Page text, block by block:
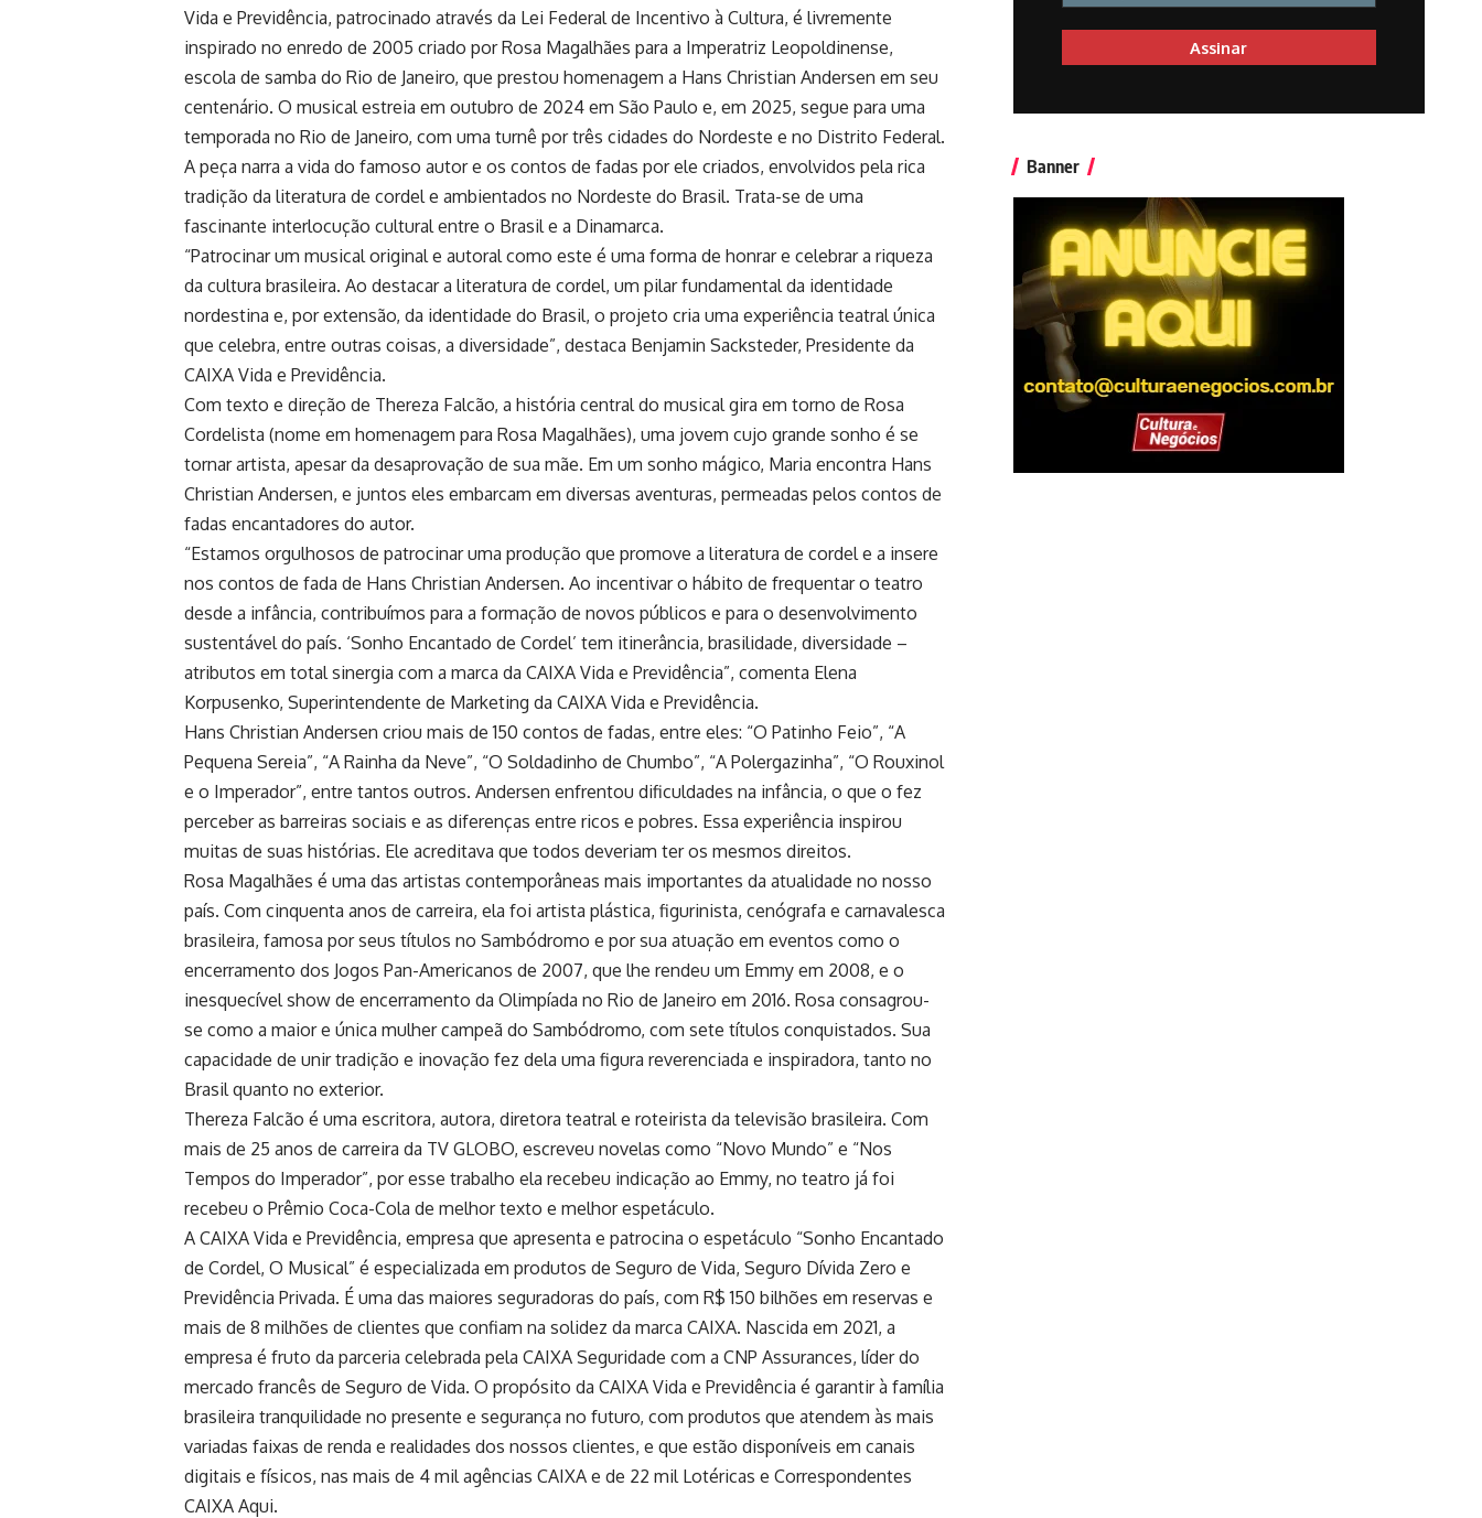
Vida e Previdência, patrocinado através da Lei Federal de Incentivo à Cultura, é livremente
inspirado no enredo de 2005 criado por Rosa Magalhães para a Imperatriz Leopoldinense,
escola de samba do Rio de Janeiro, que prestou homenagem a Hans Christian Andersen em seu
centenário. O musical estreia em outubro de 2024 em São Paulo e, em 2025, segue para uma
temporada no Rio de Janeiro, com uma turnê por três cidades do Nordeste e no Distrito Federal.
A peça narra a vida do famoso autor e os contos de fadas por ele criados, envolvidos pela rica
tradição da literatura de cordel e ambientados no Nordeste do Brasil. Trata-se de uma
fascinante interlocução cultural entre o Brasil e a Dinamarca.
“Patrocinar um musical original e autoral como este é uma forma de honrar e celebrar a riqueza
da cultura brasileira. Ao destacar a literatura de cordel, um pilar fundamental da identidade
nordestina e, por extensão, da identidade do Brasil, o projeto cria uma experiência teatral única
que celebra, entre outras coisas, a diversidade”, destaca Benjamin Sacksteder, Presidente da
CAIXA Vida e Previdência.
Com texto e direção de Thereza Falcão, a história central do musical gira em torno de Rosa
Cordelista (nome em homenagem para Rosa Magalhães), uma jovem cujo grande sonho é se
tornar artista, apesar da desaprovação de sua mãe. Em um sonho mágico, Maria encontra Hans
Christian Andersen, e juntos eles embarcam em diversas aventuras, permeadas pelos contos de
fadas encantadores do autor.
“Estamos orgulhosos de patrocinar uma produção que promove a literatura de cordel e a insere
nos contos de fada de Hans Christian Andersen. Ao incentivar o hábito de frequentar o teatro
desde a infância, contribuímos para a formação de novos públicos e para o desenvolvimento
sustentável do país. ‘Sonho Encantado de Cordel’ tem itinerância, brasilidade, diversidade –
atributos em total sinergia com a marca da CAIXA Vida e Previdência”, comenta Elena
Korpusenko, Superintendente de Marketing da CAIXA Vida e Previdência.
Hans Christian Andersen criou mais de 150 contos de fadas, entre eles: “O Patinho Feio”, “A
Pequena Sereia”, “A Rainha da Neve”, “O Soldadinho de Chumbo”, “A Polergazinha”, “O Rouxinol
e o Imperador”, entre tantos outros. Andersen enfrentou dificuldades na infância, o que o fez
perceber as barreiras sociais e as diferenças entre ricos e pobres. Essa experiência inspirou
muitas de suas histórias. Ele acreditava que todos deveriam ter os mesmos direitos.
Rosa Magalhães é uma das artistas contemporâneas mais importantes da atualidade no nosso
país. Com cinquenta anos de carreira, ela foi artista plástica, figurinista, cenógrafa e carnavalesca
brasileira, famosa por seus títulos no Sambódromo e por sua atuação em eventos como o
encerramento dos Jogos Pan-Americanos de 2007, que lhe rendeu um Emmy em 2008, e o
inesquecível show de encerramento da Olimpíada no Rio de Janeiro em 2016. Rosa consagrou-
se como a maior e única mulher campeã do Sambódromo, com sete títulos conquistados. Sua
capacidade de unir tradição e inovação fez dela uma figura reverenciada e inspiradora, tanto no
Brasil quanto no exterior​.
Thereza Falcão é uma escritora, autora, diretora teatral e roteirista da televisão brasileira. Com
mais de 25 anos de carreira da TV GLOBO, escreveu novelas como “Novo Mundo” e “Nos
Tempos do Imperador”, por esse trabalho ela recebeu indicação ao Emmy, no teatro já foi
recebeu o Prêmio Coca-Cola de melhor texto e melhor espetáculo.
A CAIXA Vida e Previdência, empresa que apresenta e patrocina o espetáculo “Sonho Encantado
de Cordel, O Musical” é especializada em produtos de Seguro de Vida, Seguro Dívida Zero e
Previdência Privada. É uma das maiores seguradoras do país, com R$ 150 bilhões em reservas e
mais de 8 milhões de clientes que confiam na solidez da marca CAIXA. Nascida em 2021, a
empresa é fruto da parceria celebrada pela CAIXA Seguridade com a CNP Assurances, líder do
mercado francês de Seguro de Vida. O propósito da CAIXA Vida e Previdência é garantir à família
brasileira tranquilidade no presente e segurança no futuro, com produtos que atendem às mais
variadas faixas de renda e realidades dos nossos clientes, e que estão disponíveis em canais
digitais e físicos, nas mais de 4 mil agências CAIXA e de 22 mil Lotéricas e Correspondentes
CAIXA Aqui.
Banner